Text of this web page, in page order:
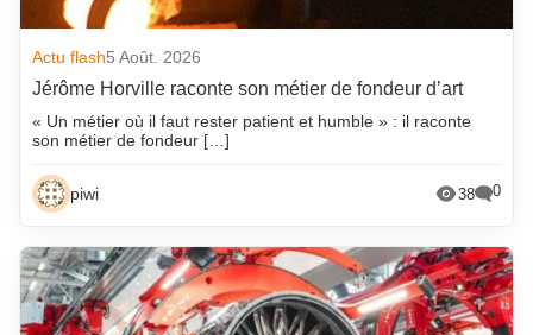
Actu flash5 Août. 2026
Jérôme Horville raconte son métier de fondeur d’art
« Un métier où il faut rester patient et humble » : il raconte
son métier de fondeur […]
piwi 38 0